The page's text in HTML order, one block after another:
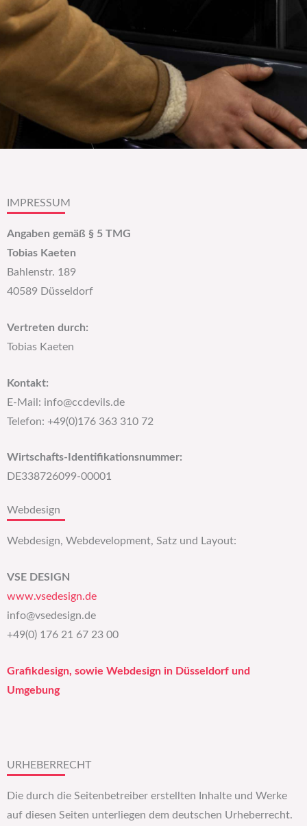
IMPRESSUM
Angaben gemäß § 5 TMG
Tobias Kaeten
Bahlenstr. 189
40589 Düsseldorf
Vertreten durch:
Tobias Kaeten
Kontakt:
E-Mail: info@ccdevils.de
Telefon: +49(0)176 363 310 72
Wirtschafts-Identifikationsnummer:
DE338726099-00001
Webdesign
Webdesign, Webdevelopment, Satz und Layout:
VSE DESIGN
www.vsedesign.de
info@vsedesign.de
+49(0) 176 21 67 23 00
Grafikdesign, sowie Webdesign in Düsseldorf und
Umgebung
URHEBERRECHT
Die durch die Seitenbetreiber erstellten Inhalte und Werke
auf diesen Seiten unterliegen dem deutschen Urheberrecht.